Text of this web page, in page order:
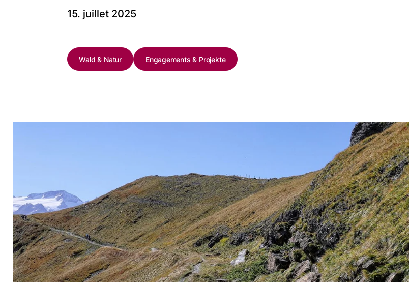
15. juillet 2025
Wald & Natur Engagements & Projekte